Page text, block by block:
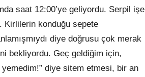
saat 12:00’ye geliyordu. Serpil işe
Kirlilerin konduğu sepete
diye doğrusu çok merak
bekliyordu. Geç geldiğim için,
diye sitem etmesi, bir an